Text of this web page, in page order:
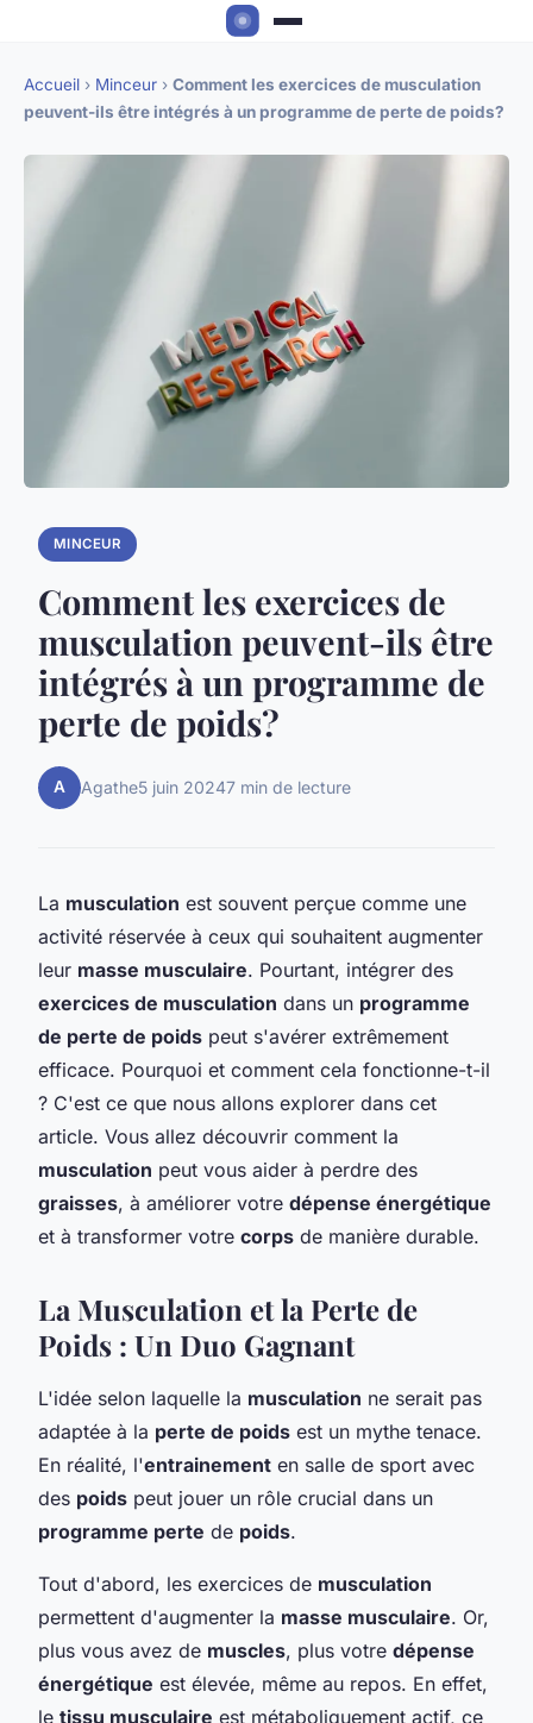
Accueil › Minceur › Comment les exercices de musculation
peuvent-ils être intégrés à un programme de perte de poids?
MINCEUR
Comment les exercices de
musculation peuvent-ils être
intégrés à un programme de
perte de poids?
A Agathe5 juin 20247 min de lecture
La musculation est souvent perçue comme une
activité réservée à ceux qui souhaitent augmenter
leur masse musculaire. Pourtant, intégrer des
exercices de musculation dans un programme
de perte de poids peut s'avérer extrêmement
efficace. Pourquoi et comment cela fonctionne-t-il
? C'est ce que nous allons explorer dans cet
article. Vous allez découvrir comment la
musculation peut vous aider à perdre des
graisses, à améliorer votre dépense énergétique
et à transformer votre corps de manière durable.
La Musculation et la Perte de
Poids : Un Duo Gagnant
L'idée selon laquelle la musculation ne serait pas
adaptée à la perte de poids est un mythe tenace.
En réalité, l'entrainement en salle de sport avec
des poids peut jouer un rôle crucial dans un
programme perte de poids.
Tout d'abord, les exercices de musculation
permettent d'augmenter la masse musculaire. Or,
plus vous avez de muscles, plus votre dépense
énergétique est élevée, même au repos. En effet,
le tissu musculaire est métaboliquement actif, ce